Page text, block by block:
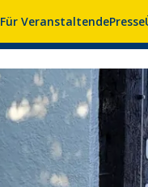
Für VeranstaltendePresse